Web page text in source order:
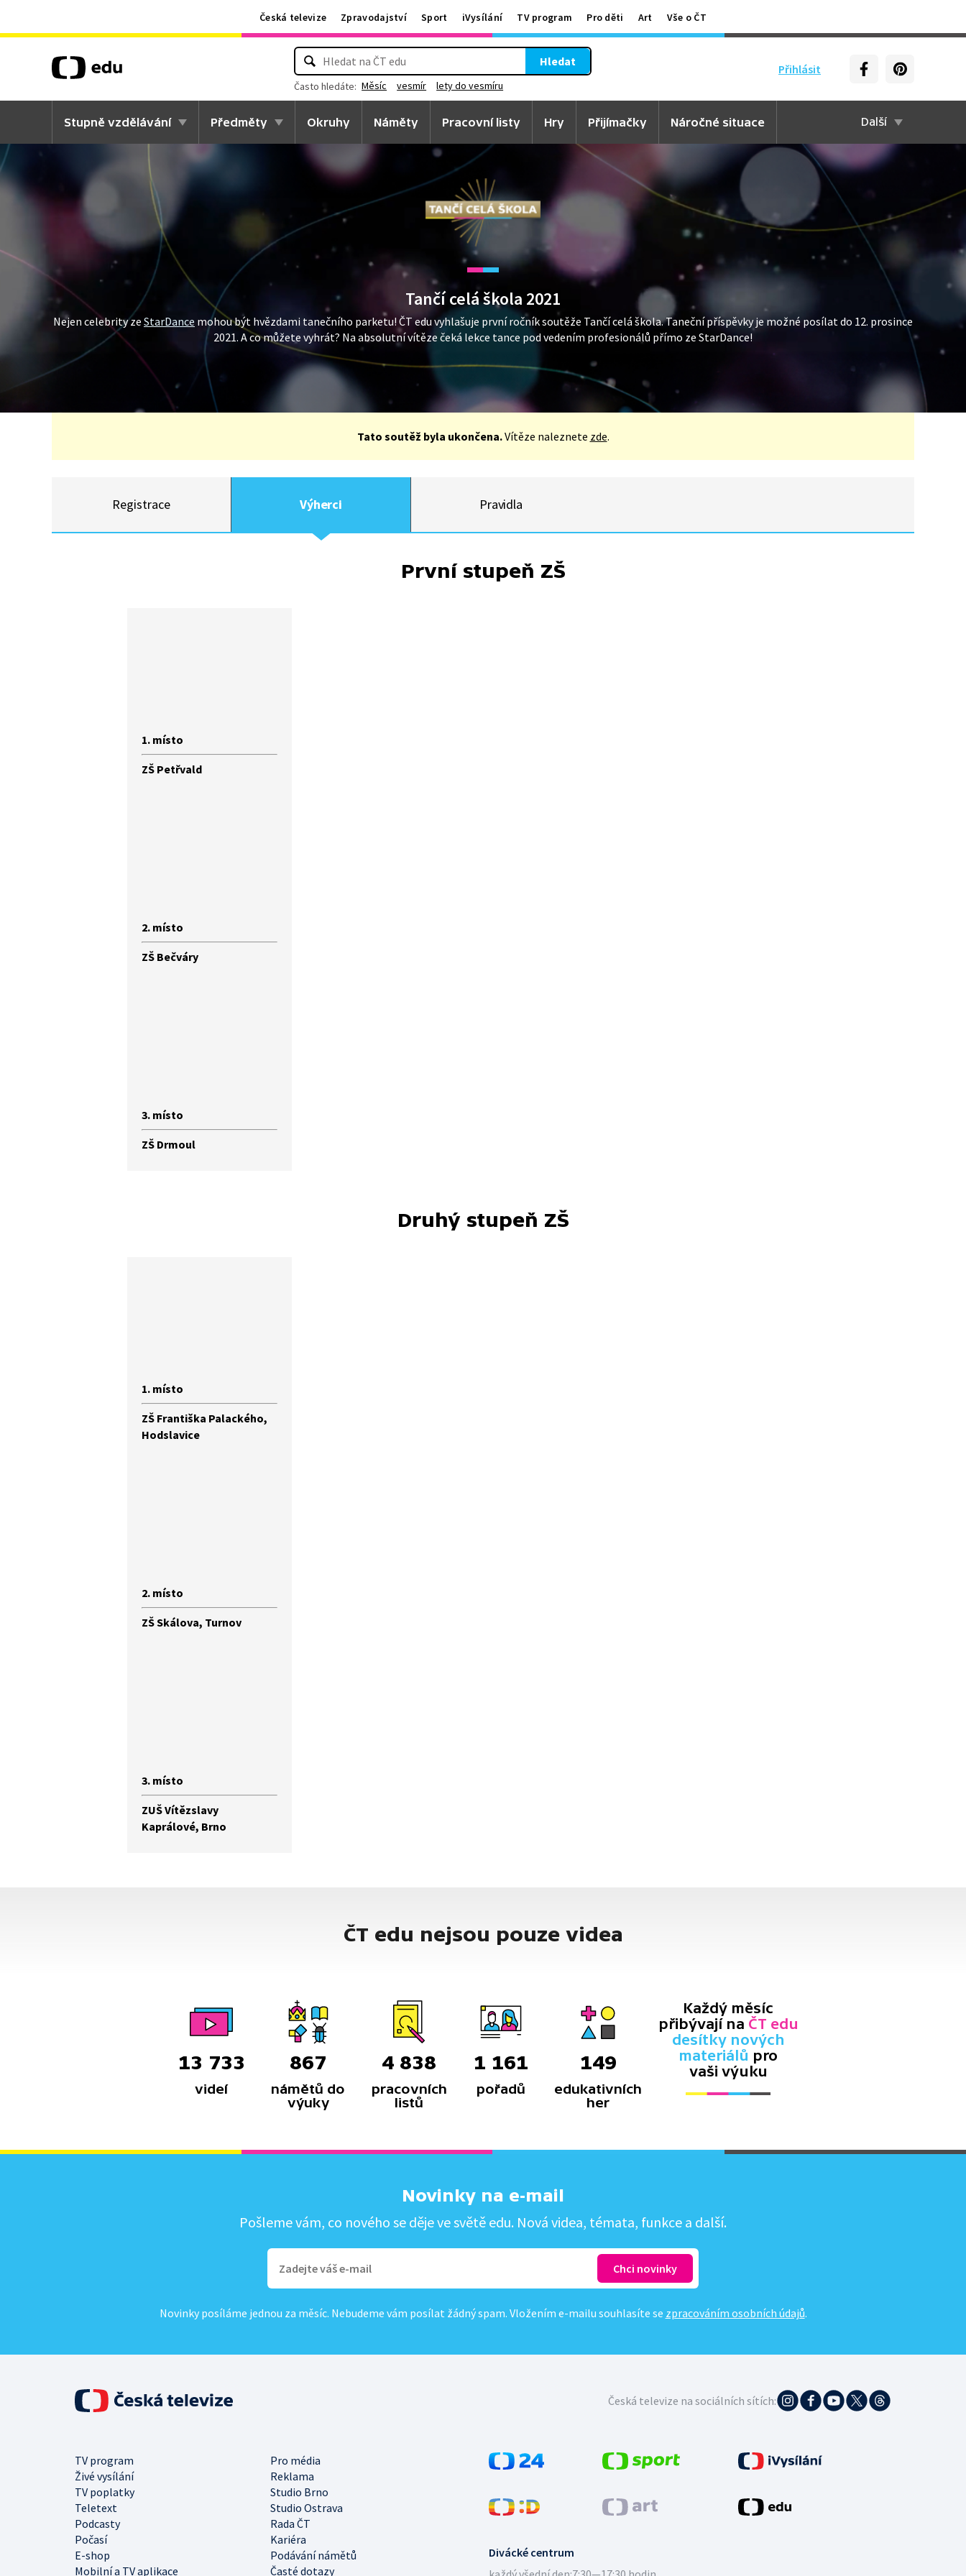
Česká televize Zpravodajství Sport iVysílání TV program Pro děti Art Vše o ČT
Přihlásit
Hledat
Často hledáte: Měsíc vesmír lety do vesmíru
Stupně vzdělávání Předměty Okruhy Náměty Pracovní listy Hry Přijímačky Náročné situace Další
Tančí celá škola 2021
Nejen celebrity ze StarDance mohou být hvězdami tanečního parketu! ČT edu vyhlašuje první ročník soutěže Tančí celá škola. Taneční příspěvky je možné posílat do 12. prosince
2021. A co můžete vyhrát? Na absolutní vítěze čeká lekce tance pod vedením profesionálů přímo ze StarDance!
Tato soutěž byla ukončena.Vítěze naleznete zde.
Registrace Výherci Pravidla
První stupeň ZŠ
1. místo
ZŠ Petřvald
2. místo
ZŠ Bečváry
3. místo
ZŠ Drmoul
Druhý stupeň ZŠ
1. místo
ZŠ Františka Palackého,
Hodslavice
2. místo
ZŠ Skálova, Turnov
3. místo
ZUŠ Vítězslavy
Kaprálové, Brno
ČT edu nejsou pouze videa
13 733
videí
867
námětů do
výuky
4 838
pracovních
listů
1 161
pořadů
149
edukativních
her
Každý měsíc
přibývají na ČT edu
desítky nových
materiálů pro
vaši výuku
Novinky na e-mail
Pošleme vám, co nového se děje ve světě edu. Nová videa, témata, funkce a další.
Novinky posíláme jednou za měsíc. Nebudeme vám posílat žádný spam. Vložením e-mailu souhlasíte se zpracováním osobních údajů.